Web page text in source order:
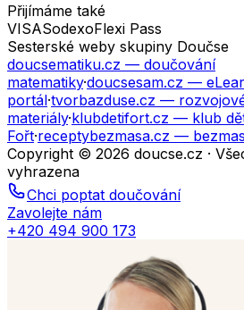
Přijímáme také
VISASodexoFlexi Pass
Sesterské weby skupiny Doučse
doucsematiku.cz — doučování
matematiky·doucsesam.cz —
portál·tvorbazduse.cz —
materiály·klubdetifort.cz — klub
Fořt·receptybezmasa.cz —
Copyright © 2026 doucse.cz ·
vyhrazena
Chci poptat doučování
Zavolejte nám
+420 494 900 173